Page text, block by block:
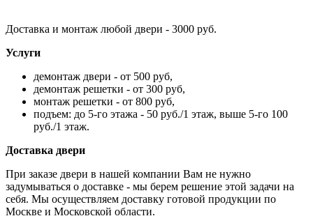
Доставка и монтаж любой двери - 3000 руб.
Услуги
демонтаж двери - от 500 руб,
демонтаж решетки - от 300 руб,
монтаж решетки - от 800 руб,
подъем: до 5-го этажа - 50 руб./1 этаж, выше 5-го 100
руб./1 этаж.
Доставка двери
При заказе двери в нашей компании Вам не нужно
задумываться о доставке - мы берем решение этой задачи на
себя. Мы осуществляем доставку готовой продукции по
Москве и Московской области.